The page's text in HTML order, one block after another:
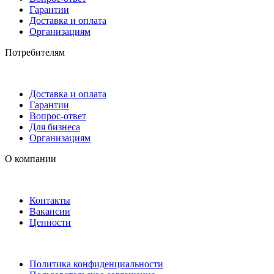
Гарантии
Доставка и оплата
Организациям
Потребителям
Доставка и оплата
Гарантии
Вопрос-ответ
Для бизнеса
Организациям
О компании
Контакты
Вакансии
Ценности
Политика конфиденциальности